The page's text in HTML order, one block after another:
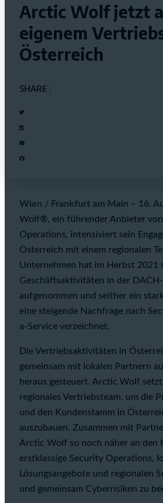
Arctic Wolf jetzt
eigenem
Österreich
SHARE :
Wien / Frankfurt am Main – 16.
Wolf®, ein führender Anbieter
Operations, intensiviert sein
Österreich mit einem regionalen
Unternehmen hat im Herbst 2021
Geschäftsaktivitäten in der DACH-
aufgenommen und seither ein
eine steigende Nachfrage nach
a-Service verzeichnet.
Die Vertriebsaktivitäten in
gemeinsam mit lokalen Partnern
heraus gesteuert. Arctic Wolf
regionales Vertriebsteam, um die
und den Kundenstamm in
auszubauen. Zusammen mit
Arctic Wolf so noch näher an den
erstklassige Security Operations,
Lösungsangebote und regionalen
und gemeinsam Cyberrisiken zu